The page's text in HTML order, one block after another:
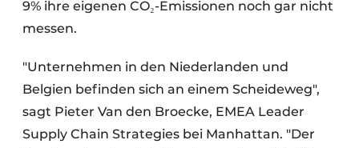
9% ihre eigenen CO₂-Emissionen noch gar nicht
messen.
"Unternehmen in den Niederlanden und
Belgien befinden sich an einem Scheideweg",
sagt Pieter Van den Broecke, EMEA Leader
Supply Chain Strategies bei Manhattan. "Der